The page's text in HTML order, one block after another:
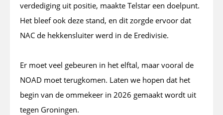
verdediging uit positie, maakte Telstar een doelpunt.
Het bleef ook deze stand, en dit zorgde ervoor dat
NAC de hekkensluiter werd in de Eredivisie.
Er moet veel gebeuren in het elftal, maar vooral de
NOAD moet terugkomen. Laten we hopen dat het
begin van de ommekeer in 2026 gemaakt wordt uit
tegen Groningen.